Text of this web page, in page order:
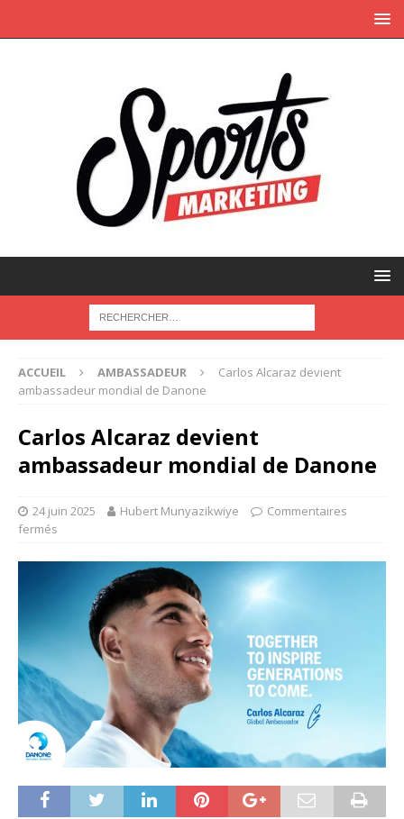
ACCUEIL AMBASSADEUR
Carlos Alcaraz devient
ambassadeur mondial de Danone
Carlos Alcaraz devient
ambassadeur mondial de Danone
24 juin 2025 Hubert Munyazikwiye
Commentaires
fermés